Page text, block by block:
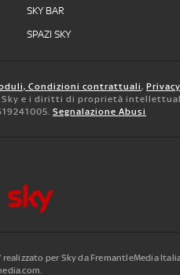
SKY BAR
SPAZI SKY
Condizioni contrattuali,
e i diritti di proprietà
Segnalazione Abusi
per Sky da FremantleMedia